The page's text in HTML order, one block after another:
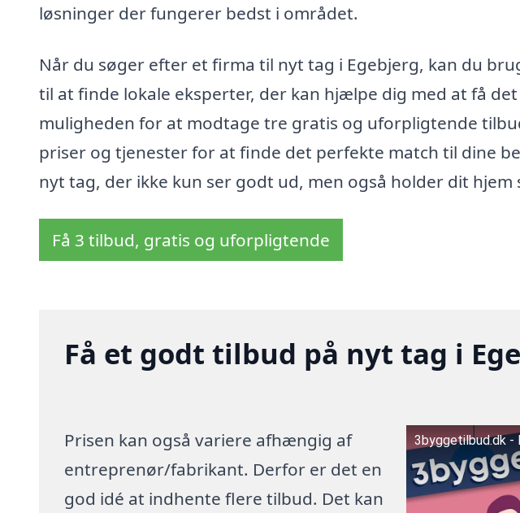
løsninger der fungerer bedst i området.
Når du søger efter et firma til nyt tag i Egebjerg, kan du
til at finde lokale eksperter, der kan hjælpe dig med at få
muligheden for at modtage tre gratis og uforpligtende
priser og tjenester for at finde det perfekte match til dine
nyt tag, der ikke kun ser godt ud, men også holder dit hjem
Få 3 tilbud, gratis og uforpligtende
Få et godt tilbud på nyt tag i
Prisen kan også variere afhængig af
entreprenør/fabrikant. Derfor er det en
god idé at indhente flere tilbud. Det kan
3byggetilbud.dk -